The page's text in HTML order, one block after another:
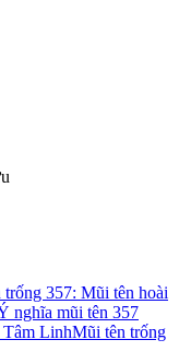
trống 357: Mũi tên hoài
nghĩa mũi tên 357
LinhMũi tên trống